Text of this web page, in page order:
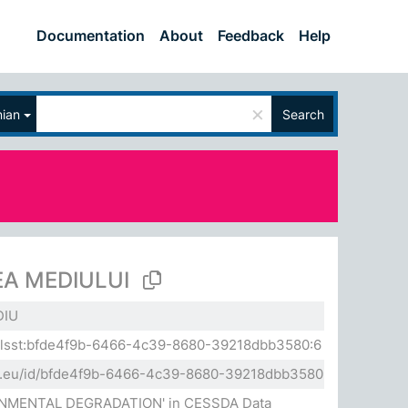
Documentation About Feedback Help
× Search
MEDIULUI
6466-4c39-8680-39218dbb3580:6
id/bfde4f9b-6466-4c39-8680-39218dbb3580
DEGRADATION' in CESSDA Data